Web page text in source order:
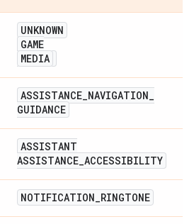
UNKNOWN
GAME
MEDIA
ASSISTANCE_NAVIGATION_
GUIDANCE
ASSISTANT
ASSISTANCE_ACCESSIBILITY
NOTIFICATION_RINGTONE